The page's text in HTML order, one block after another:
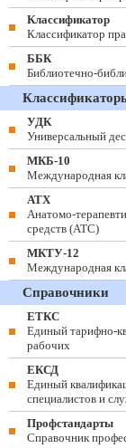
Классификатор
Классификатор
ББК
Библиотечно-
УДК
Универсальный
МКБ-10
Международная
АТХ
Анатомо-
средств (ATC)
МКТУ-12
Международная
Справочники
ЕТКС
Единый тарифно-
рабочих
ЕКСД
Единый
специалистов и
Профстандарты
Справочник